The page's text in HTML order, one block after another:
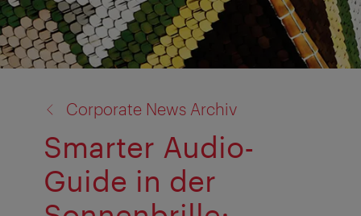
Corporate News Archiv
Smarter Audio-
Guide in der